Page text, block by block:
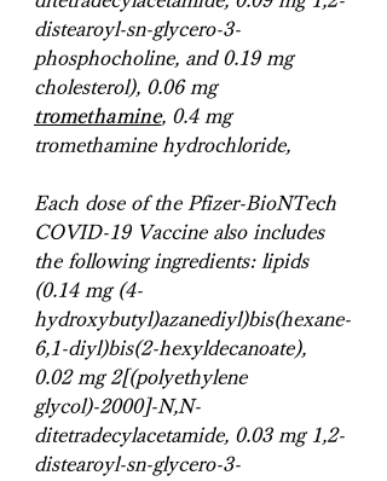
distearoyl-sn-glycero-3-
phosphocholine, and 0.19 mg
cholesterol), 0.06 mg
tromethamine, 0.4 mg
tromethamine hydrochloride,
Each dose of the Pfizer-BioNTech
COVID-19 Vaccine also includes
the following ingredients: lipids
(0.14 mg (4-
hydroxybutyl)azanediyl)bis(hexane-
6,1-diyl)bis(2-hexyldecanoate),
0.02 mg 2[(polyethylene
glycol)-2000]-N,N-
ditetradecylacetamide, 0.03 mg 1,2-
distearoyl-sn-glycero-3-